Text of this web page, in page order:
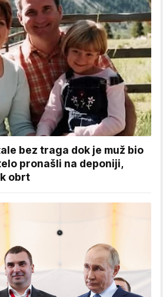
bez traga dok je muž bio
pronašli na deponiji,
obrt